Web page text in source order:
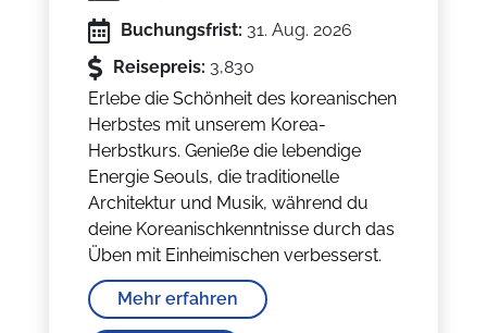
Buchungsfrist: 31. Aug. 2026
Reisepreis: 3,830
Erlebe die Schönheit des koreanischen
Herbstes mit unserem Korea-
Herbstkurs. Genieße die lebendige
Energie Seouls, die traditionelle
Architektur und Musik, während du
deine Koreanischkenntnisse durch das
Üben mit Einheimischen verbesserst.
Mehr erfahren